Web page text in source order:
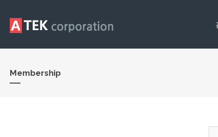
Membership